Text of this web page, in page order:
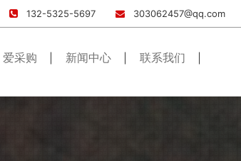
132-5325-5697 303062457@qq.com
爱采购 新闻中心 联系我们